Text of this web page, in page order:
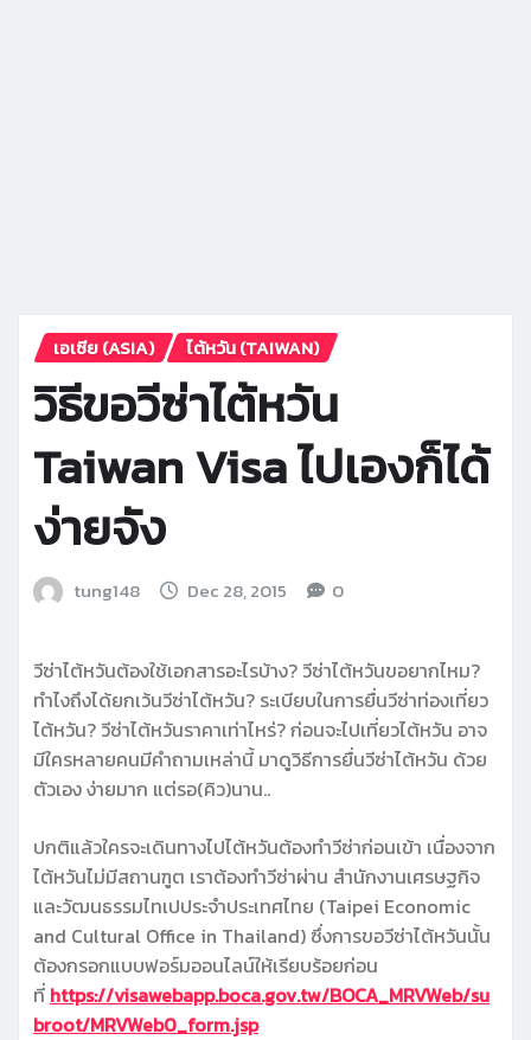
เอเซีย (ASIA) ไต้หวัน (TAIWAN)
วิธีขอวีซ่าไต้หวัน
Taiwan Visa ไปเองก็ได้
ง่ายจัง
tung148 Dec 28, 2015 0
วีซ่าไต้หวันต้องใช้เอกสารอะไรบ้าง? วีซ่าไต้หวันขอยากไหม?
ทำไงถึงได้ยกเว้นวีซ่าไต้หวัน? ระเบียบในการยื่นวีซ่าท่องเที่ยว
ไต้หวัน? วีซ่าไต้หวันราคาเท่าไหร่? ก่อนจะไปเที่ยวไต้หวัน อาจ
มีใครหลายคนมีคำถามเหล่านี้ มาดูวิธีการยื่นวีซ่าไต้หวัน ด้วย
ตัวเอง ง่ายมาก แต่รอ(คิว)นาน..
ปกติแล้วใครจะเดินทางไปไต้หวันต้องทำวีซ่าก่อนเข้า เนื่องจาก
ไต้หวันไม่มีสถานฑูต เราต้องทำวีซ่าผ่าน สำนักงานเศรษฐกิจ
และวัฒนธรรมไทเปประจำประเทศไทย (Taipei Economic
and Cultural Office in Thailand) ซึ่งการขอวีซ่าไต้หวันนั้น
ต้องกรอกแบบฟอร์มออนไลน์ให้เรียบร้อยก่อน
ที่ https://visawebapp.boca.gov.tw/BOCA_MRVWeb/su
broot/MRVWeb0_form.jsp